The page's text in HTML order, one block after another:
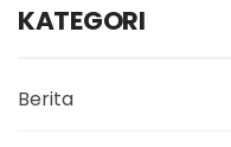
KATEGORI
Berita